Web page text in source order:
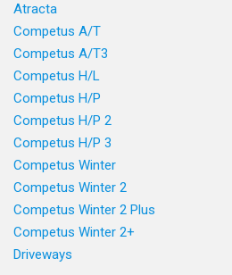
Atracta
Competus A/T
Competus A/T3
Competus H/L
Competus H/P
Competus H/P 2
Competus H/P 3
Competus Winter
Competus Winter 2
Competus Winter 2 Plus
Competus Winter 2+
Driveways